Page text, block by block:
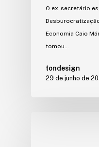
O ex-secretário
Economia Caio
tomou…
tondesign
29 de junho de